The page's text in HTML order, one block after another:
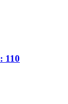
110